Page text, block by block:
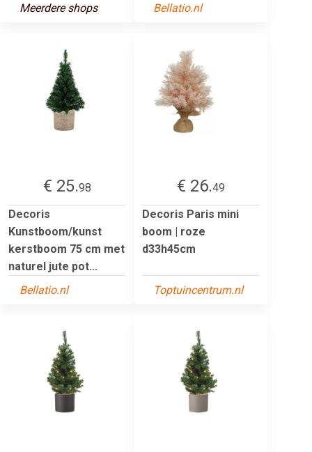
Meerdere shops
Bellatio.nl
€ 25.98
Decoris
Kunstboom/kunst
kerstboom 75 cm met
naturel jute pot...
Bellatio.nl
€ 26.49
Decoris Paris mini
boom | roze
d33h45cm
Toptuincentrum.nl